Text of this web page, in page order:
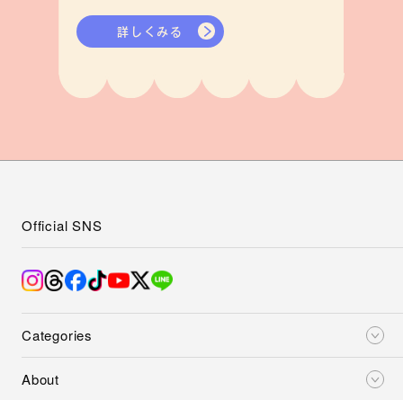
詳しくみる
Categories
About
Official SNS